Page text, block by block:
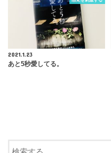
2021.1.23
あと5秒愛してる。